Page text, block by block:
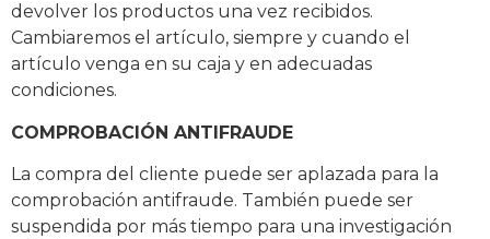
devolver los productos una vez recibidos.
Cambiaremos el artículo, siempre y cuando el
artículo venga en su caja y en adecuadas
condiciones.
COMPROBACIÓN ANTIFRAUDE
La compra del cliente puede ser aplazada para la
comprobación antifraude. También puede ser
suspendida por más tiempo para una investigación